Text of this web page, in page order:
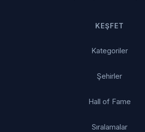
KEŞFET
Kategoriler
Şehirler
Hall of Fame
Sıralamalar